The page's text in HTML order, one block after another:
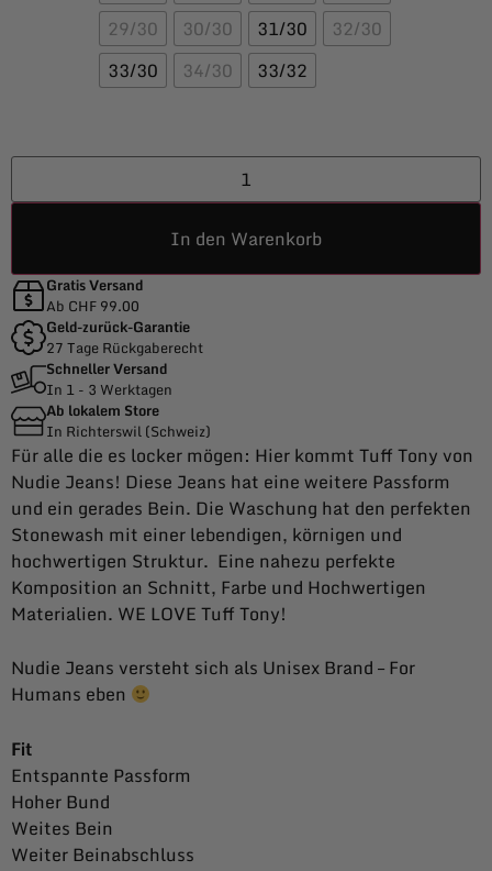
29/30
30/30 31/30
32/30
33/30
34/30 33/32
In den Warenkorb
Gratis Versand
Ab CHF 99.00
Geld-zurück-Garantie
27 Tage Rückgaberecht
Schneller Versand
In 1 - 3 Werktagen
Ab lokalem Store
In Richterswil (Schweiz)
Für alle die es locker mögen: Hier kommt Tuff Tony von
Nudie Jeans! Diese Jeans hat eine weitere Passform
und ein gerades Bein. Die Waschung hat den perfekten
Stonewash mit einer lebendigen, körnigen und
hochwertigen Struktur. Eine nahezu perfekte
Komposition an Schnitt, Farbe und Hochwertigen
Materialien. WE LOVE Tuff Tony!
Nudie Jeans versteht sich als Unisex Brand – For
Humans eben
Fit
Entspannte Passform
Hoher Bund
Weites Bein
Weiter Beinabschluss